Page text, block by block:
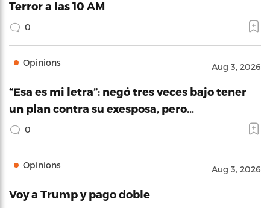
Terror a las 10 AM
0
Opinions Aug 3, 2026
“Esa es mi letra”: negó tres veces bajo tener
un plan contra su exesposa, pero…
0
Opinions Aug 3, 2026
Voy a Trump y pago doble